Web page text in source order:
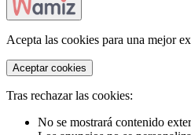
Acepta las cookies para una mejor
Aceptar cookies
Tras rechazar las cookies:
No se mostrará contenido